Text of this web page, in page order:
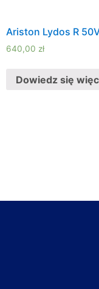
Ariston Lydos R
640,00 zł
Dowiedz się